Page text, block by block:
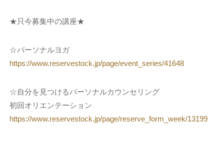
★只今募集中の講座★
☆パーソナルヨガ
https://www.reservestock.jp/page/event_series/41648
☆自分を見つけるパーソナルカウンセリング
初回オリエンテーション
https://www.reservestock.jp/page/reserve_form_week/13199